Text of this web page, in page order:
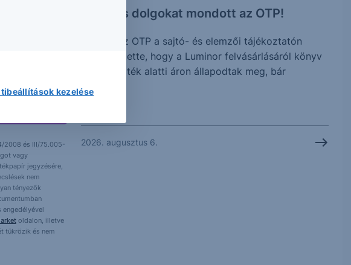
2008 és III/75.005-
vagy
jegyzésére,
nem
tényezők
oldalon, illetve
tükrözik és nem
Érdekes dolgokat mondott az OTP!
Tegnap az OTP a sajtó- és elemzői tájékoztatón
megerősítette, hogy a Luminor felvásárlásáról könyv
szerinti érték alatti áron állapodtak meg, bár
további...
2026. augusztus 6.
kezelése